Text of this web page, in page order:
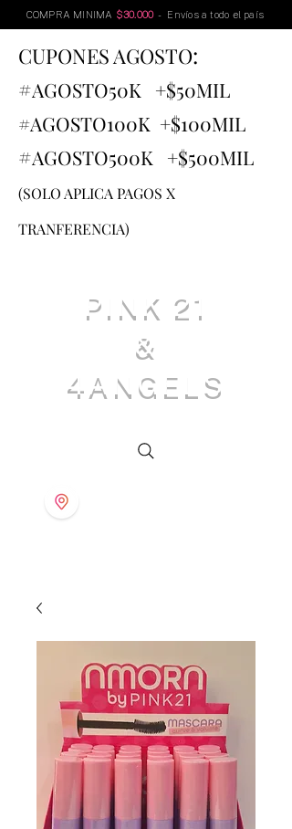
COMPRA MINIMA $30.000 - Envíos a todo el país
CUPONES AGOSTO:
#AGOSTO50K +$50MIL
#AGOSTO100K +$100MIL
#AGOSTO500K +$500MIL
(SOLO APLICA PAGOS X
TRANFERENCIA)
PINK 21
&
4ANGELS